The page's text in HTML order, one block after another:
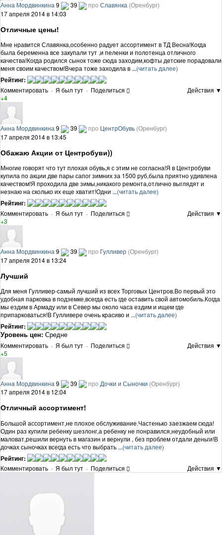
Анна Мордвинкина 9 39 про Славянка (Оренбург)
17 апреля 2014 в 14:03
Отличные цены!
Мне нравится Славянка,особенно радует ассортимент в ТД Весна!Когда
была беременна все закупали тут ,и пеленки и полотенца отличного
качества!Когда родился сынок тоже сюда заходим,кофты детские порадовали
меня своим качеством!Вчера тоже заходила в ...(читать далее)
Рейтинг:
Комментировать · Я был тут · Поделиться
Действия ▼
+4
Анна Мордвинкина 9 39 про ЦентрОбувь (Оренбург)
17 апреля 2014 в 13:45
Обажаю Акции от Центробуви))
Многие говорят что тут плохая обувь,я с этим не согласна!Я в Центробуви
купила по акции две пары сапог зимних за 1500 руб,была приятно удивлена
качеством!Я проходила две зимы,никакого ремонта,отлично выглядят и
незнаю на сколько их еще хватит!Одни ...(читать далее)
Рейтинг:
Комментировать · Я был тут · Поделиться
Действия ▼
+3
Анна Мордвинкина 9 39 про Гулливер (Оренбург)
17 апреля 2014 в 13:24
Лучший
Для меня Гулливер-самый лучший из всех Торговых Центров.Во первый это
удобная парковка в подземке,всегда есть где оставить свой автомобиль.Когда
мы ездим в Армаду или в Север мы около часа ездим и ищем где
припарковаться!В Гулливере очень красиво и ...(читать далее)
Рейтинг:
Уровень цен: Средне
Комментировать · Я был тут · Поделиться
Действия ▼
+5
Анна Мордвинкина 9 39 про Дочки и Сыночки (Оренбург)
17 апреля 2014 в 12:04
Отличный ассортимент!
Большой ассортимент,не плохое обслуживание.Частенько заезжаем сюда!
Один раз купили ребенку шезлонг,а ребенку не понравился,неудобный или
маловат,решили вернуть в магазин и вернули , без проблем отдали деньги!В
дочках сыночках всегда есть что выбрать ...(читать далее)
Рейтинг:
Комментировать · Я был тут · Поделиться Действия ▼